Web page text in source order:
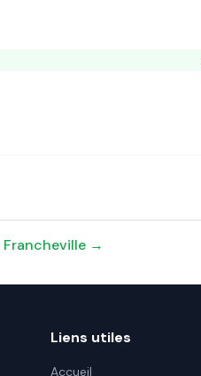
Francheville →
Liens utiles
Accueil